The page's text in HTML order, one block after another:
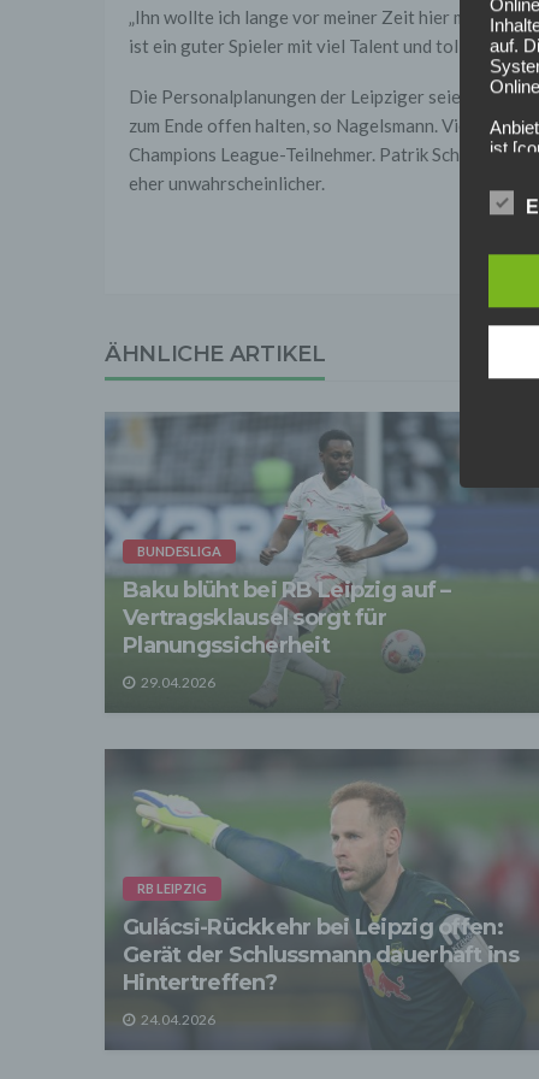
„Ihn wollte ich lange vor meiner Zeit hier mal nach
ist ein guter Spieler mit viel Talent und tollen
Die Personalplanungen der Leipziger seien damit
zum Ende offen halten, so Nagelsmann. Vielleicht
Champions League-Teilnehmer. Patrik Schick wird
eher unwahrscheinlicher.
ÄHNLICHE ARTIKEL
BUNDESLIGA
Baku blüht bei RB Leipzig auf –
Vertragsklausel sorgt für
Planungssicherheit
29.04.2026
RB LEIPZIG
Gulácsi-Rückkehr bei Leipzig offen:
Gerät der Schlussmann dauerhaft ins
Hintertreffen?
24.04.2026
auf.
ist
Für
2.
Wir
Wir
der
3.
Die
-
- Die
Wir